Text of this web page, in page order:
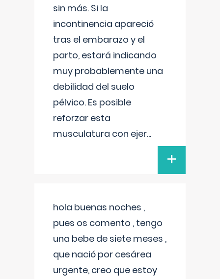
sin más. Si la
incontinencia apareció
tras el embarazo y el
parto, estará indicando
muy probablemente una
debilidad del suelo
pélvico. Es posible
reforzar esta
musculatura con ejer...
+
hola buenas noches ,
pues os comento , tengo
una bebe de siete meses ,
que nació por cesárea
urgente, creo que estoy